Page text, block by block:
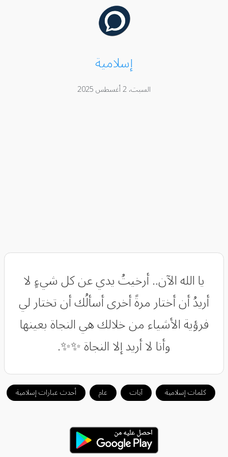
إسلامية
السبت، 2 أغسطس 2025
يا الله الآن.. أرخيتُ يدي عن كل شيءٍ لا
أريدُ أن أختار مرةً أخرى أسألُك أن تختار لي
فرؤية الأشياء من خلالك هي النجاة بعينها
وأنا لا أريد إلا النجاة ✨✨.
كلمات إسلامية آيات عام أحدث عبارات إسلامية